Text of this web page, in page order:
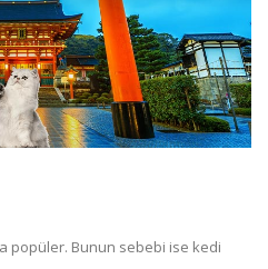
popüler. Bunun sebebi ise kedi